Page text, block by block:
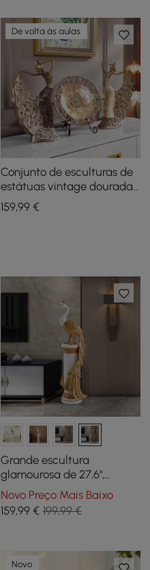
De volta às aulas
Conjunto de esculturas de
estátuas vintage douradas,
3 peças, decoração de
mesa Romantic Shell
159,99€
Grande escultura
glamourosa de 27,6",
decoração, arte, sala de
estar, quarto em branco e
dourado
Novo Preço Mais Baixo
159,99€ 199,99 €
Novo